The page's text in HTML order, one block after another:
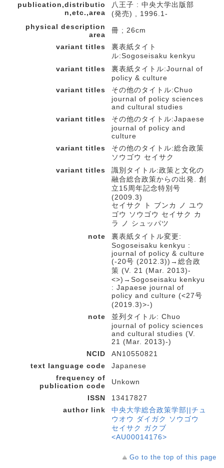
publication,distributio
n,etc.,area
八王子 : 中央大学出版部
(発売) , 1996.1-
physical description
area
冊 ; 26cm
variant titles
裏表紙タイト
ル:Sogoseisaku kenkyu
variant titles
裏表紙タイトル:Journal of
policy & culture
variant titles
その他のタイトル:Chuo
journal of policy sciences
and cultural studies
variant titles
その他のタイトル:Japaese
journal of policy and
culture
variant titles
その他のタイトル:総合政策
ソウゴウ セイサク
variant titles
識別タイトル:政策と文化の
融合総合政策からの出発. 創
立15周年記念特別号
(2009.3)
セイサク ト ブンカ ノ ユウ
ゴウ ソウゴウ セイサク カ
ラ ノ シュッパツ
note
裏表紙タイトル変更:
Sogoseisaku kenkyu :
journal of policy & culture
(-20号 (2012.3))→総合政
策 (V. 21 (Mar. 2013)-
<>)→Sogoseisaku kenkyu
: Japaese journal of
policy and culture (<27号
(2019.3)>-)
note
並列タイトル: Chuo
journal of policy sciences
and cultural studies (V.
21 (Mar. 2013)-)
NCID
AN10550821
text language code
Japanese
frequency of
publication code
Unkown
ISSN
13417827
author link
中央大学総合政策学部||チュ
ウオウ ダイガク ソウゴウ
セイサク ガクブ
<AU00014176>
Go to the top of this page